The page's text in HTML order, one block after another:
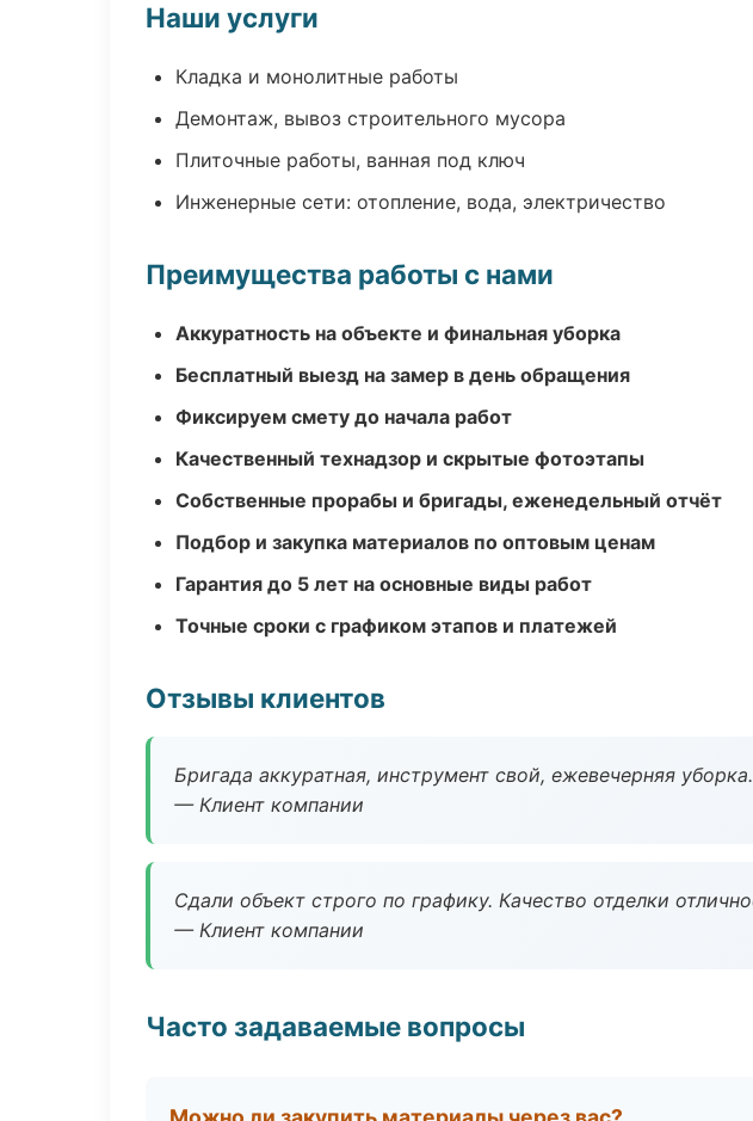
Наши услуги
Кладка и монолитные работы
Демонтаж, вывоз строительного мусора
Плиточные работы, ванная под ключ
Инженерные сети: отопление, вода, электричество
Преимущества работы с нами
Аккуратность на объекте и финальная уборка
Бесплатный выезд на замер в день обращения
Фиксируем смету до начала работ
Качественный технадзор и скрытые фотоэтапы
Собственные прорабы и бригады, еженедельный отчёт
Подбор и закупка материалов по оптовым ценам
Гарантия до 5 лет на основные виды работ
Точные сроки с графиком этапов и платежей
Отзывы клиентов
Бригада аккуратная, инструмент свой, ежевечерняя
— Клиент компании
Сдали объект строго по графику. Качество отделки
— Клиент компании
Часто задаваемые вопросы